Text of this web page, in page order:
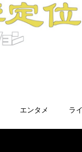
エンタメ ラ